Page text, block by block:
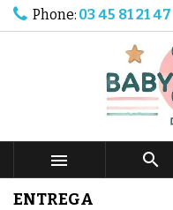
Phone: 03 45 81 21 47
 
ENTREGA